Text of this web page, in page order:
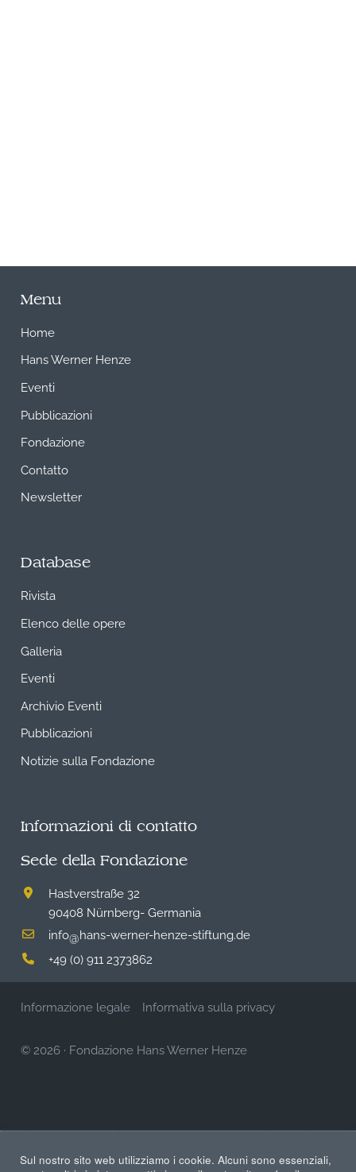
Menu
Home
Hans Werner Henze
Eventi
Pubblicazioni
Fondazione
Contatto
Newsletter
Database
Rivista
Elenco delle opere
Galleria
Eventi
Archivio Eventi
Pubblicazioni
Notizie sulla Fondazione
Informazioni di contatto
Sede della Fondazione
Hastverstraße 32
90408 Nürnberg- Germania
info@hans-werner-henze-stiftung.de
+49 (0) 911 2373862
Informazione legale Informativa sulla privacy
© 2026 · Fondazione Hans Werner Henze
Sul nostro sito web utilizziamo i cookie. Alcuni sono essenziali,